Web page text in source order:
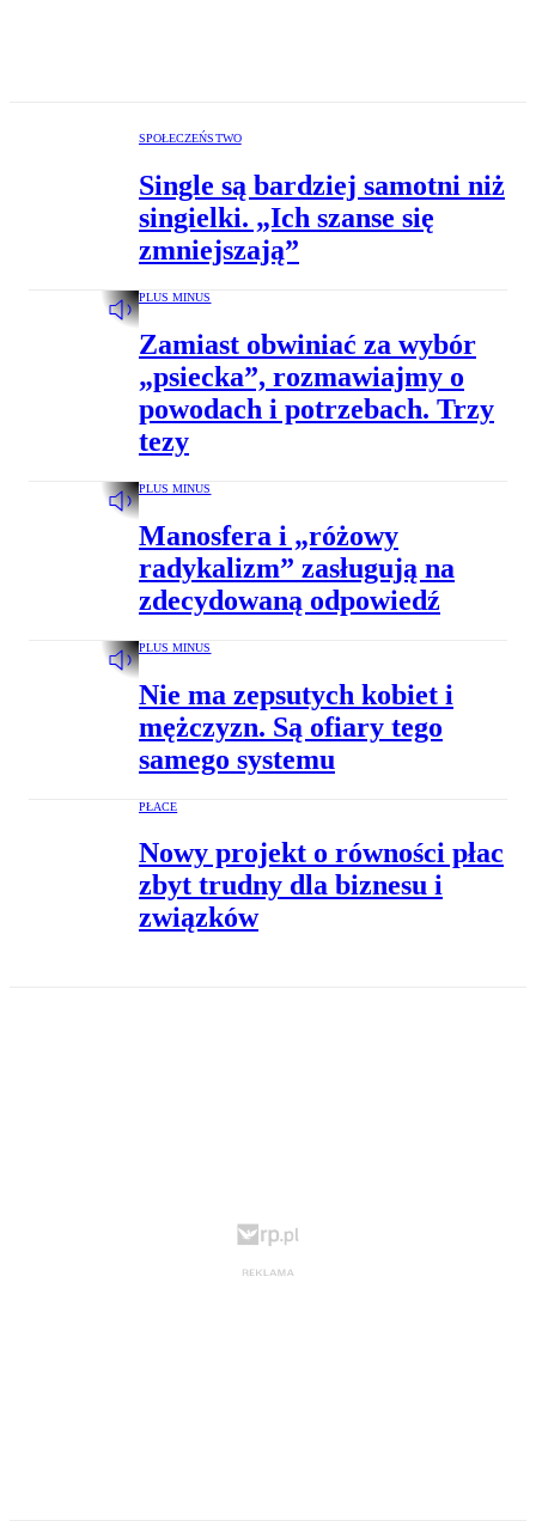
SPOŁECZEŃSTWO
Single są bardziej samotni niż
singielki. „Ich szanse się
zmniejszają”
PLUS MINUS
Zamiast obwiniać za wybór
„psiecka”, rozmawiajmy o
powodach i potrzebach. Trzy
tezy
PLUS MINUS
Manosfera i „różowy
radykalizm” zasługują na
zdecydowaną odpowiedź
PLUS MINUS
Nie ma zepsutych kobiet i
mężczyzn. Są ofiary tego
samego systemu
PŁACE
Nowy projekt o równości płac
zbyt trudny dla biznesu i
związków